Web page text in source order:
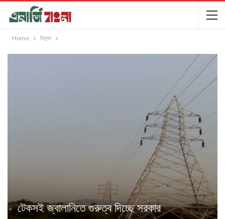
Home বিদ্যুৎ
টেকসই জ্বালানিতে গুরুত্ব দিচ্ছে সরকার